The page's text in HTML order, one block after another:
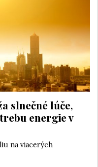
slnečné lúče,
energie v
na viacerých